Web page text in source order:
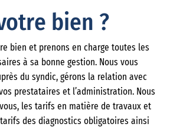
bien ?
bien et prenons en charge toutes les
à sa bonne gestion. Nous vous
du syndic, gérons la relation avec
prestataires et l’administration. Nous
les tarifs en matière de travaux et
des diagnostics obligatoires ainsi